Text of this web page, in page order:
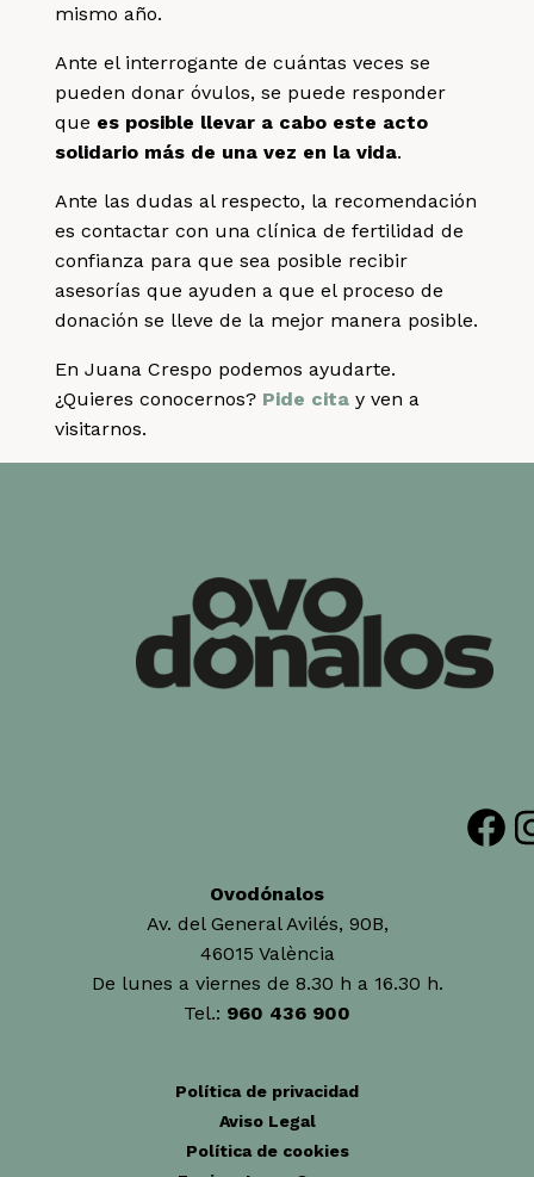
mismo año.
Ante el interrogante de cuántas veces se
pueden donar óvulos, se puede responder
que es posible llevar a cabo este acto
solidario más de una vez en la vida.
Ante las dudas al respecto, la recomendación
es contactar con una clínica de fertilidad de
confianza para que sea posible recibir
asesorías que ayuden a que el proceso de
donación se lleve de la mejor manera posible.
En Juana Crespo podemos ayudarte.
¿Quieres conocernos? Pide cita y ven a
visitarnos.
Facebook
Ovodónalos
Av. del General Avilés, 90B,
46015 València
De lunes a viernes de 8.30 h a 16.30 h.
Tel.: 960 436 900
Política de privacidad
Aviso Legal
Política de cookies